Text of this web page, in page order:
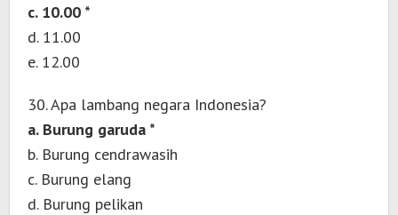
c. 10.00 *
d. 11.00
e. 12.00
30. Apa lambang negara Indonesia?
a. Burung garuda *
b. Burung cendrawasih
c. Burung elang
d. Burung pelikan